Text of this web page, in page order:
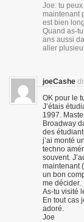
Joe: tu peux
maintenant
est bien
Quand as-
ans aussi
aller
joeCashe
OK pour le
J’étais
1997.
Broadway
des
j’ai monté
techno
souvent.
maintenant
un bon
me décider.
As-tu visité
En tout cas
adoré.
Joe